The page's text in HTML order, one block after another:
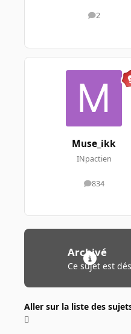
2
messages
Muse_ikk
INpactien
834
messages
Archivé
Ce sujet est
Aller sur la liste des